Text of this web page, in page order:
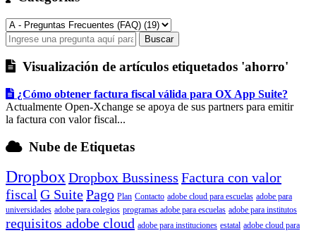
Visualización de artículos etiquetados 'ahorro'
¿Cómo obtener factura fiscal válida para OX App Suite?
Actualmente Open-Xchange se apoya de sus partners para emitir
la factura con valor fiscal...
Nube de Etiquetas
DropboxDropbox Bussiness Factura con valor
fiscal G SuitePago Plan Contacto adobe cloud para escuelas adobe para
universidades adobe para colegios programas adobe para escuelas adobe para institutos
requisitos adobe cloud adobe para instituciones estatal adobe cloud para